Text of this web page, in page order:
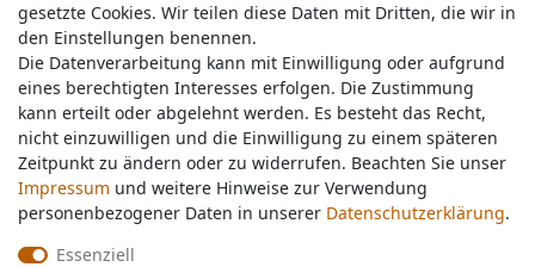
Service & Kontakt
Wünschen Sie einen Rückruf?
service@nawajo.de
Schreiben Sie uns:
service@nawajo.de
gesetzte Cookies. Wir teilen diese Daten mit Dritten, die wir in
den Einstellungen benennen.
Die Datenverarbeitung kann mit Einwilligung oder aufgrund
eines berechtigten Interesses erfolgen. Die Zustimmung
kann erteilt oder abgelehnt werden. Es besteht das Recht,
nicht einzuwilligen und die Einwilligung zu einem späteren
Zeitpunkt zu ändern oder zu widerrufen. Beachten Sie unser
Impressum und weitere Hinweise zur Verwendung
personenbezogener Daten in unserer Daten­schutz­erklärung.
Essenziell
gesetzte Cookies. Wir teilen diese Daten mit Dritten, die wir in
den Einstellungen benennen.
Die Datenverarbeitung kann mit Einwilligung oder aufgrund
eines berechtigten Interesses erfolgen. Die Zustimmung
kann erteilt oder abgelehnt werden. Es besteht das Recht,
nicht einzuwilligen und die Einwilligung zu einem späteren
Zeitpunkt zu ändern oder zu widerrufen. Beachten Sie unser
Impressum und weitere Hinweise zur Verwendung
personenbezogener Daten in unserer Daten­schutz­erklärung.
Essenziell